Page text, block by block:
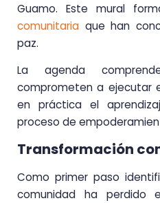
Guamo. Este mural
comunitaria que han
paz.
La agenda
comprometen a ejecutar
en práctica el
proceso de
Transformación
Como primer paso
comunidad ha perdido